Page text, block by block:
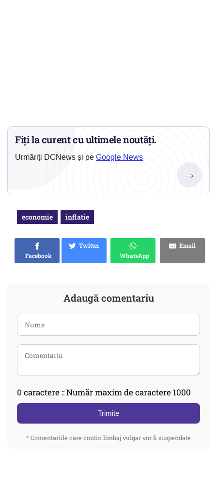
Fiți la curent cu ultimele noutăți.
Urmăriți DCNews și pe Google News
→
economie inflatie
Facebook
Twitter
WhatsApp
Email
Adaugă comentariu
0 caractere :: Număr maxim de caractere 1000
Trimite
* Comentariile care contin limbaj vulgar vor fi suspendate